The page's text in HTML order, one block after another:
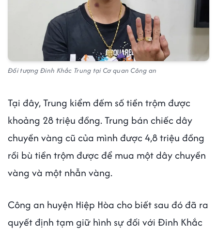
Đối tượng Đinh Khắc Trung tại Cơ quan Công an
Tại đây, Trung kiểm đếm số tiền trộm được
khoảng 28 triệu đồng. Trung bán chiếc dây
chuyền vàng cũ của mình được 4,8 triệu đồng
rồi bù tiền trộm được để mua một dây chuyền
vàng và một nhẫn vàng.
Công an huyện Hiệp Hòa cho biết sau đó đã ra
quyết định tạm giữ hình sự đối với Đinh Khắc